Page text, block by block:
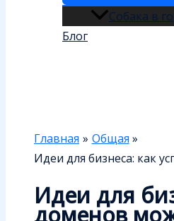
Собака в
Блог
Главная
Общая
Идеи для бизнеса: как
Идеи для
доменов